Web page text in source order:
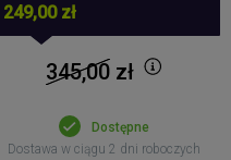
249,00 zł
345,00zł
Dostępne
Dostawa w ciągu 2 dni roboczych